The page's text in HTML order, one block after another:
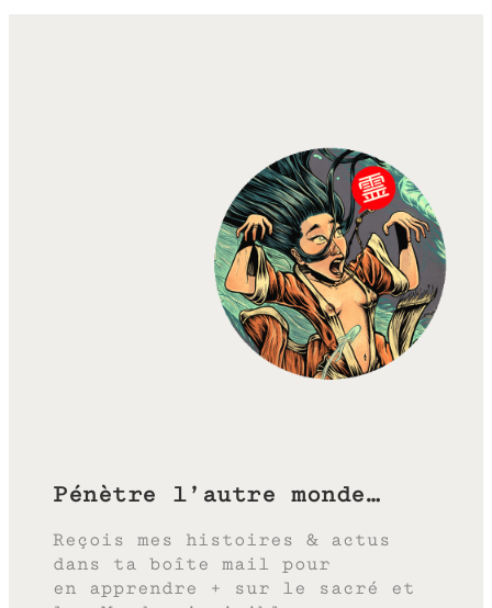
Pénètre l’autre monde…
Reçois mes histoires & actus
dans ta boîte mail pour
en apprendre + sur le sacré et